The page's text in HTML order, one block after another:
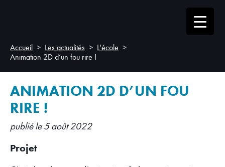
Accueil Les actualités
L'école
Animation 2D d’un fou rire !
ANIMATION 2D D’UN FOU
RIRE !
publié le 5 août 2022
Projet